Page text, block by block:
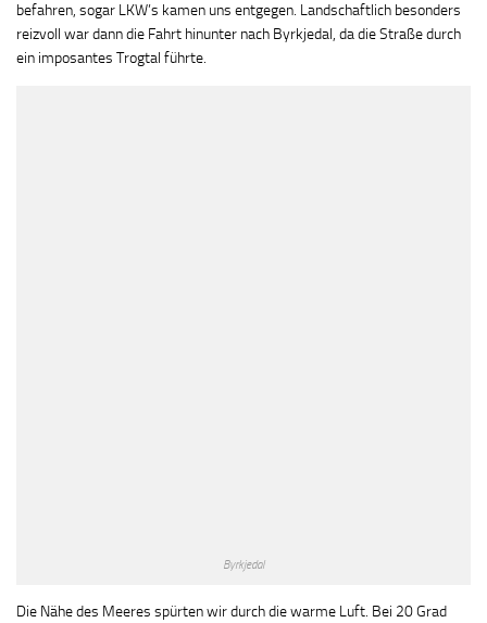
befahren, sogar LKW’s kamen uns entgegen. Landschaftlich besonders
reizvoll war dann die Fahrt hinunter nach Byrkjedal, da die Straße durch
ein imposantes Trogtal führte.
Byrkjedal
Die Nähe des Meeres spürten wir durch die warme Luft. Bei 20 Grad